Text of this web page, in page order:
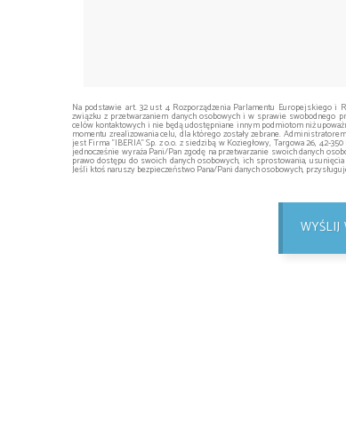
Na podstawie art. 32 ust 4 Rozporządzenia Parlamentu Europejskiego i
związku z przetwarzaniem danych osobowych i w sprawie swobodnego
celów kontaktowych i nie będą udostępniane innym podmiotom niż
momentu zrealizowania celu, dla którego zostały zebrane.
jest Firma "IBERIA" Sp. z o.o. z siedzibą w Koziegłowy, Targowa 26, 42-
jednocześnie wyraża Pani/Pan zgodę na przetwarzanie swoich danych
prawo dostępu do swoich danych osobowych, ich sprostowania,
Jeśli ktoś naruszy bezpieczeństwo Pana/Pani danych osobowych,